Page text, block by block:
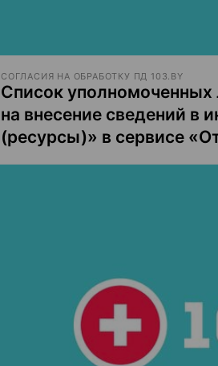
СОГЛАСИЯ НА ОБРАБОТКУ ПД 103.BY
Список уполномоченных
на внесение сведений в
(ресурсы)» в сервисе